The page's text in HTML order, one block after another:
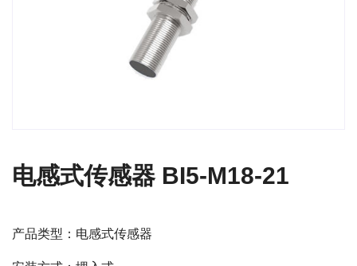
电感式传感器 BI5-M18-21
产品类型：电感式传感器